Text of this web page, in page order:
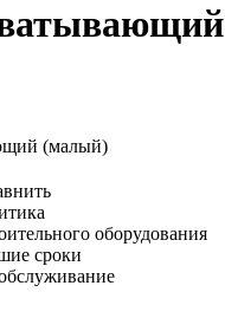
оборудования
сроки